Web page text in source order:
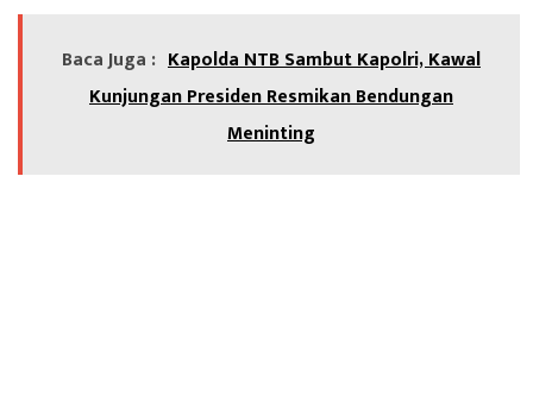
Baca Juga : Kapolda NTB Sambut Kapolri, Kawal
Kunjungan Presiden Resmikan Bendungan
Meninting